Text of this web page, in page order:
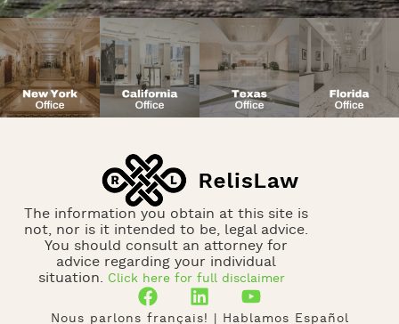
The information you obtain at this site is
not, nor is it intended to be, legal advice.
You should consult an attorney for
advice regarding your individual
situation. Click here for full disclaimer
Nous parlons français! | Hablamos Español